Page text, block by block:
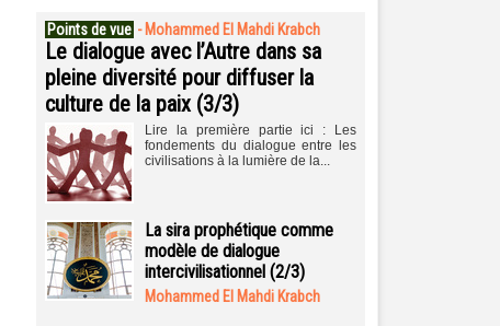
Points de vue - Mohammed El Mahdi Krabch
Le dialogue avec l’Autre dans sa
pleine diversité pour diffuser la
culture de la paix (3/3)
Lire la première partie ici : Les
fondements du dialogue entre les
civilisations à la lumière de la...
La sira prophétique comme
modèle de dialogue
intercivilisationnel (2/3)
Mohammed El Mahdi Krabch